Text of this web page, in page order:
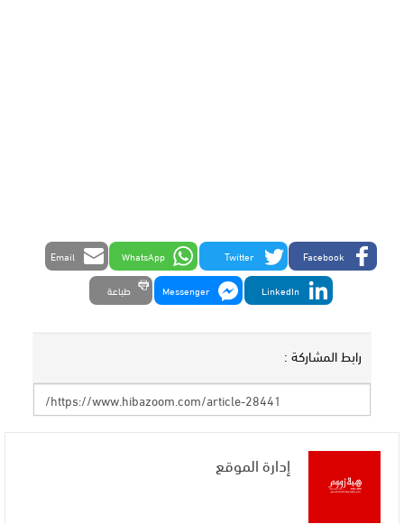
Facebook
Twitter
WhatsApp
Email
LinkedIn
Messenger طباعة
رابط المشاركة :
إدارة الموقع